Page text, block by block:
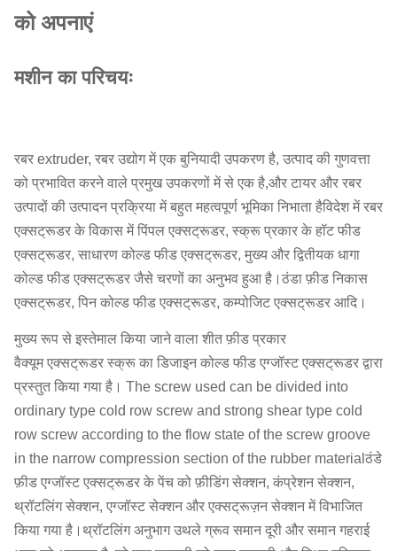
को अपनाएं
मशीन का परिचयः
रबर extruder, रबर उद्योग में एक बुनियादी उपकरण है, उत्पाद की गुणवत्ता
को प्रभावित करने वाले प्रमुख उपकरणों में से एक है,और टायर और रबर
उत्पादों की उत्पादन प्रक्रिया में बहुत महत्वपूर्ण भूमिका निभाता हैविदेश में रबर
एक्सट्रूडर के विकास में पिंपल एक्सट्रूडर, स्क्रू प्रकार के हॉट फीड
एक्सट्रूडर, साधारण कोल्ड फीड एक्सट्रूडर, मुख्य और द्वितीयक धागा
कोल्ड फीड एक्सट्रूडर जैसे चरणों का अनुभव हुआ है।ठंडा फ़ीड निकास
एक्सट्रूडर, पिन कोल्ड फीड एक्सट्रूडर, कम्पोजिट एक्सट्रूडर आदि।
मुख्य रूप से इस्तेमाल किया जाने वाला शीत फ़ीड प्रकार
वैक्यूम एक्सट्रूडर स्क्रू का डिजाइन कोल्ड फीड एग्जॉस्ट एक्सट्रूडर द्वारा
प्रस्तुत किया गया है। The screw used can be divided into
ordinary type cold row screw and strong shear type cold
row screw according to the flow state of the screw groove
in the narrow compression section of the rubber materialठंडे
फ़ीड एग्जॉस्ट एक्सट्रूडर के पेंच को फ़ीडिंग सेक्शन, कंप्रेशन सेक्शन,
थ्रॉटलिंग सेक्शन, एग्जॉस्ट सेक्शन और एक्सट्रूज़न सेक्शन में विभाजित
किया गया है।थ्रॉटलिंग अनुभाग उथले ग्रूव समान दूरी और समान गहराई